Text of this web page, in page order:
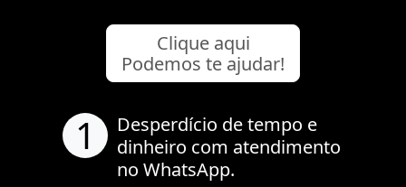
Clique aqui
Podemos te ajudar!
1
Desperdício de tempo e
dinheiro com atendimento
no WhatsApp.